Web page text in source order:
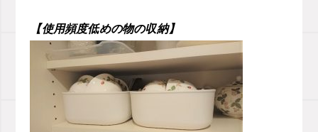
【使用頻度低めの物の収納】